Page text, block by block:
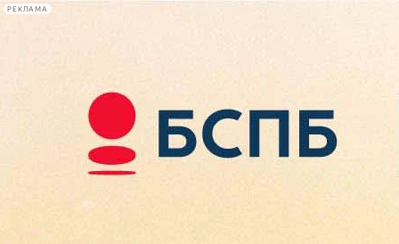
РЕКЛАМА
Сегодня:
2026.08.08
11:59
Афиша Plus